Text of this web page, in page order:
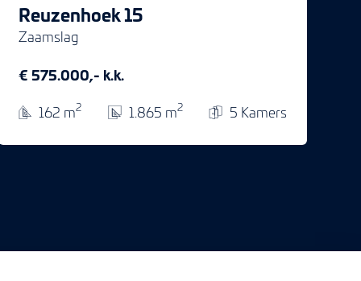
Reuzenhoek 15
Zaamslag
€ 575.000,- k.k.
162 m2 1.865 m2 5 Kamers